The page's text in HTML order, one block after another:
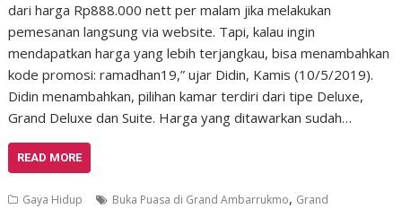
dari harga Rp888.000 nett per malam jika melakukan
pemesanan langsung via website. Tapi, kalau ingin
mendapatkan harga yang lebih terjangkau, bisa menambahkan
kode promosi: ramadhan19,” ujar Didin, Kamis (10/5/2019).
Didin menambahkan, pilihan kamar terdiri dari tipe Deluxe,
Grand Deluxe dan Suite. Harga yang ditawarkan sudah…
READ MORE
Gaya Hidup Buka Puasa di Grand Ambarrukmo, Grand